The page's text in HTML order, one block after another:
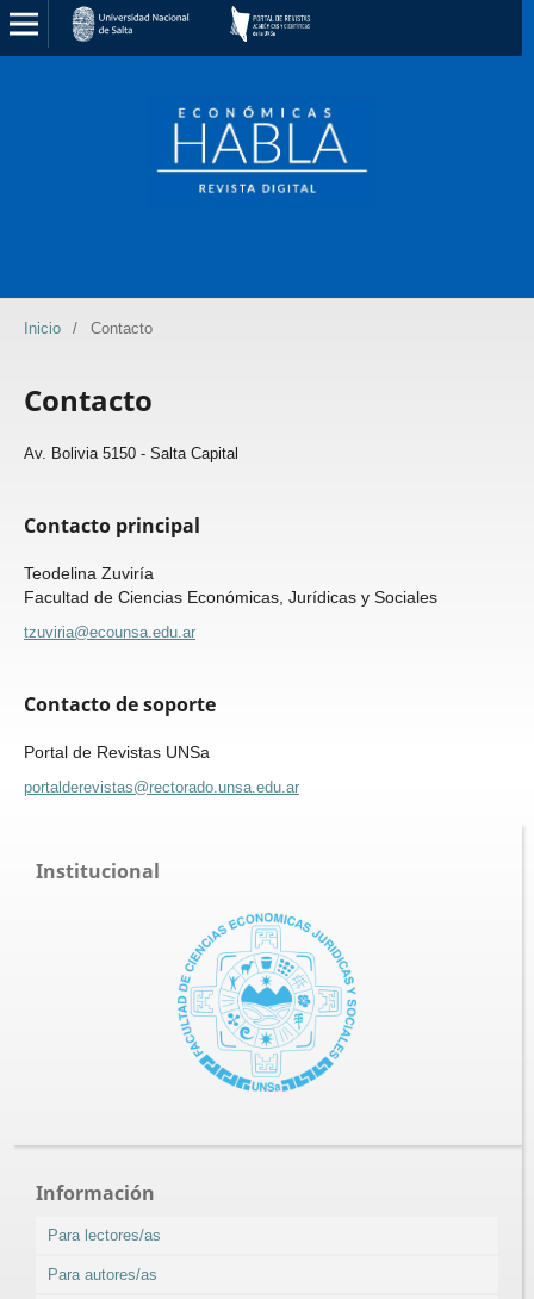
Inicio / Contacto
Contacto
Av. Bolivia 5150 - Salta Capital
Contacto principal
Teodelina Zuviría
Facultad de Ciencias Económicas, Jurídicas y Sociales
tzuviria@ecounsa.edu.ar
Contacto de soporte
Portal de Revistas UNSa
portalderevistas@rectorado.unsa.edu.ar
Institucional
Información
Para lectores/as
Para autores/as